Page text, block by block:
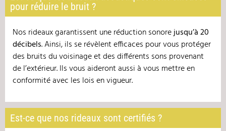
pour réduire le bruit ?
Nos rideaux garantissent une réduction sonorejusqu’à 20
décibels. Ainsi, ils se révèlent efficaces pour vous protéger
des bruits du voisinage et des différents sons provenant
de l’extérieur. Ils vous aideront aussi à vous mettre en
conformité avec les lois en vigueur.
Est-ce que nos rideaux sont certifiés ?